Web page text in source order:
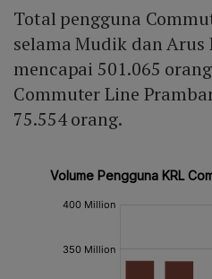
Total pengguna
selama Mudik dan Arus
mencapai 501.065
Commuter Line
75.554 orang.